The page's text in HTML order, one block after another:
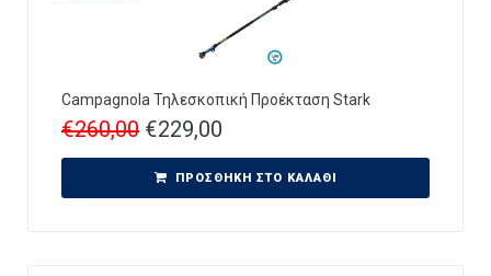
Campagnola Τηλεσκοπική Προέκταση Stark
€260,00 €229,00
ΠΡΟΣΘΉΚΗ ΣΤΟ ΚΑΛΆΘΙ